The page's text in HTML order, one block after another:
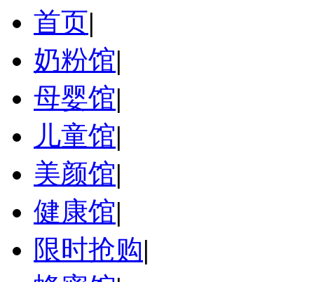
首页|
奶粉馆|
母婴馆|
儿童馆|
美颜馆|
健康馆|
限时抢购|